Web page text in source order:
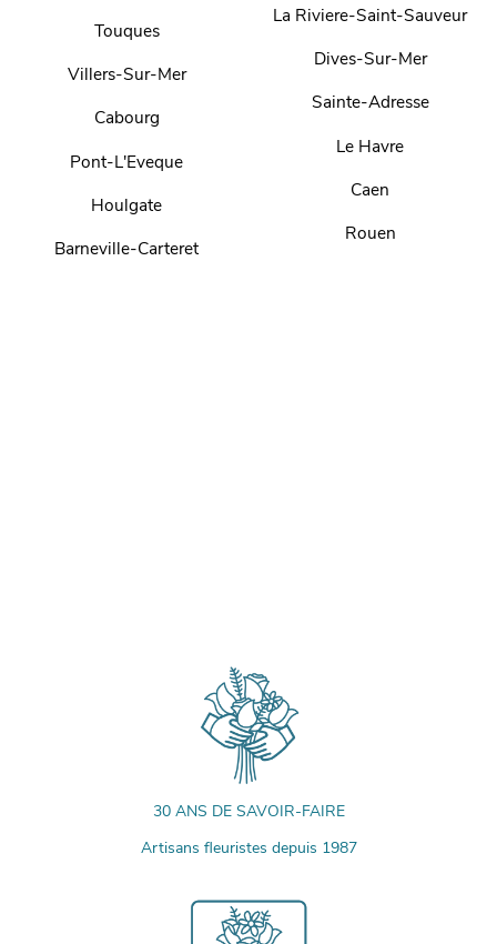
Touques
Villers-Sur-Mer
Cabourg
Pont-L'Eveque
Houlgate
Barneville-Carteret
La Riviere-Saint-Sauveur
Dives-Sur-Mer
Sainte-Adresse
Le Havre
Caen
Rouen
30 ANS DE SAVOIR-FAIRE
Artisans fleuristes depuis 1987